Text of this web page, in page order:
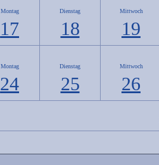
Montag
17
Dienstag
18
Mittwoch
19
Montag
24
Dienstag
25
Mittwoch
26